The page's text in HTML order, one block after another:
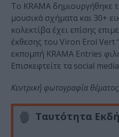
Το KRAMA δημιουργήθηκε
μουσικά σχήματα και 30+
κολεκτίβα έχει επίσης
έκθεσης του Viron Erol
εκπομπή KRAMA Entries
Επισκεφτείτε τα social
Κεντρική φωτογραφία
Ταυτότητα